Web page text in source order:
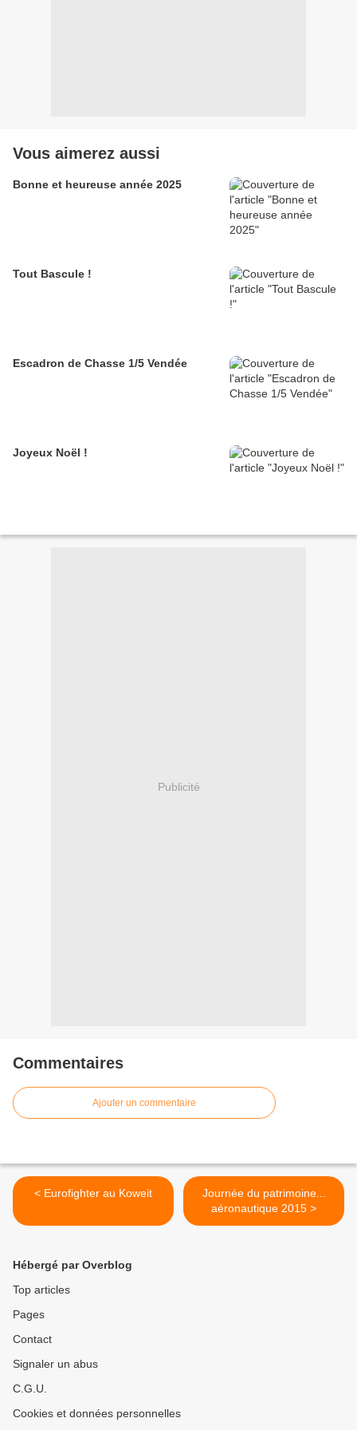
Vous aimerez aussi
Bonne et heureuse année 2025
Tout Bascule !
Escadron de Chasse 1/5 Vendée
Joyeux Noël !
Publicité
Commentaires
Ajouter un commentaire
< Eurofighter au Koweit
Journée du patrimoine...
aéronautique 2015 >
Hébergé par Overblog
Top articles
Pages
Contact
Signaler un abus
C.G.U.
Cookies et données personnelles